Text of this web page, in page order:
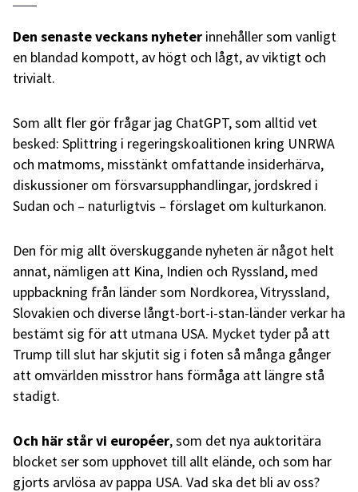
Den senaste veckans nyheter innehåller som vanligt
en blandad kompott, av högt och lågt, av viktigt och
trivialt.
Som allt fler gör frågar jag ChatGPT, som alltid vet
besked: Splittring i regeringskoalitionen kring UNRWA
och matmoms, misstänkt omfattande insiderhärva,
diskussioner om försvarsupphandlingar, jordskred i
Sudan och – naturligtvis – förslaget om kulturkanon.
Den för mig allt överskuggande nyheten är något helt
annat, nämligen att Kina, Indien och Ryssland, med
uppbackning från länder som Nordkorea, Vitryssland,
Slovakien och diverse långt-bort-i-stan-länder verkar ha
bestämt sig för att utmana USA. Mycket tyder på att
Trump till slut har skjutit sig i foten så många gånger
att omvärlden misstror hans förmåga att längre stå
stadigt.
Och här står vi européer, som det nya auktoritära
blocket ser som upphovet till allt elände, och som har
gjorts arvlösa av pappa USA. Vad ska det bli av oss?